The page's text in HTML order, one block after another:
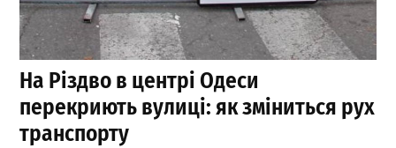
На Різдво в центрі Одеси
перекриють вулиці: як зміниться рух
транспорту